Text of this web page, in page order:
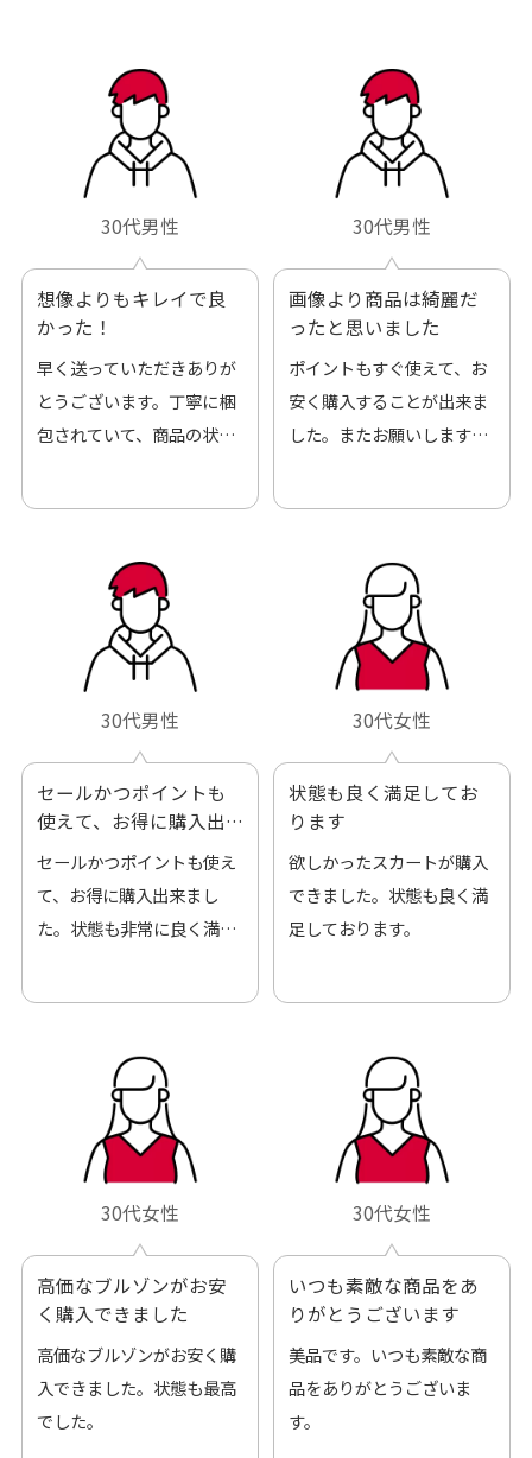
30代男性
想像よりもキレイで良
かった！
早く送っていただきありが
とうございます。丁寧に梱
包されていて、商品の状態
30代男性
画像より商品は綺麗だ
ったと思いました
ポイントもすぐ使えて、お
安く購入することが出来ま
した。またお願いします、
30代男性
セールかつポイントも
使えて、お得に購入出
来ました
セールかつポイントも使え
て、お得に購入出来まし
た。状態も非常に良く満足
30代女性
状態も良く満足してお
ります
欲しかったスカートが購入
できました。状態も良く満
足しております。
30代女性
高価なブルゾンがお安
く購入できました
高価なブルゾンがお安く購
入できました。状態も最高
でした。
30代女性
いつも素敵な商品をあ
りがとうございます
美品です。いつも素敵な商
品をありがとうございま
す。